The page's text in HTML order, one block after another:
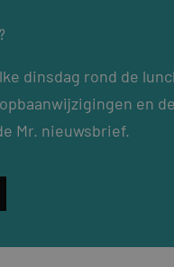
dinsdag rond de
en
Mr. nieuwsbrief.